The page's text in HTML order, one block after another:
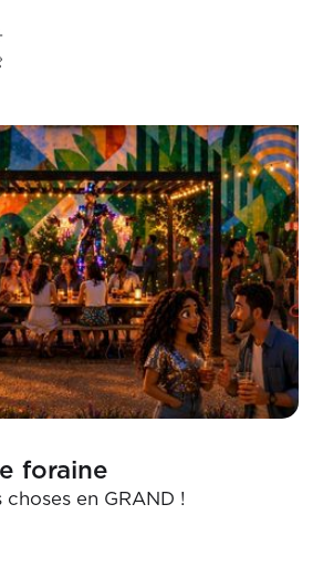
foraine
en GRAND !